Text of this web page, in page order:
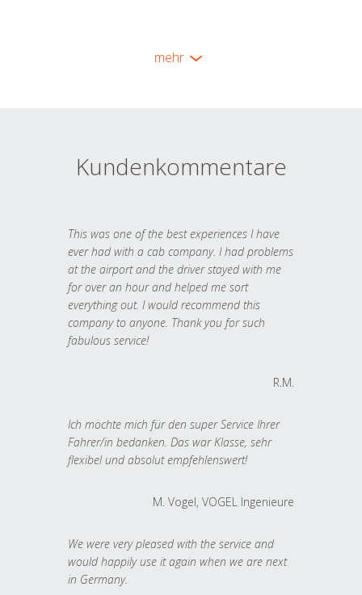
mehr
Kundenkommentare
This was one of the best experiences I have
ever had with a cab company. I had problems
at the airport and the driver stayed with me
for over an hour and helped me sort
everything out. I would recommend this
company to anyone. Thank you for such
fabulous service!
R.M.
Ich möchte mich für den super Service Ihrer
Fahrer/in bedanken. Das war Klasse, sehr
flexibel und absolut empfehlenswert!
M. Vogel, VOGEL Ingenieure
We were very pleased with the service and
would happily use it again when we are next
in Germany.